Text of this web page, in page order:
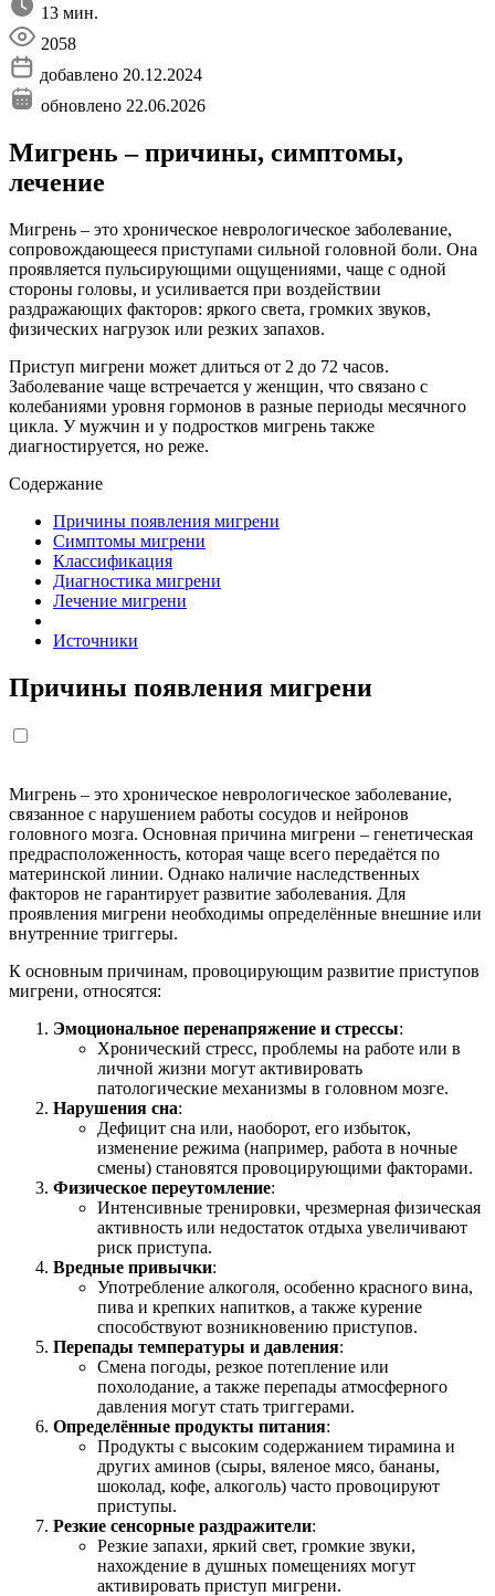
13 мин.
2058
добавлено 20.12.2024
обновлено 22.06.2026
Мигрень – причины, симптомы,
лечение
Мигрень – это хроническое неврологическое заболевание,
сопровождающееся приступами сильной головной боли. Она
проявляется пульсирующими ощущениями, чаще с одной
стороны головы, и усиливается при воздействии
раздражающих факторов: яркого света, громких звуков,
физических нагрузок или резких запахов.
Приступ мигрени может длиться от 2 до 72 часов.
Заболевание чаще встречается у женщин, что связано с
колебаниями уровня гормонов в разные периоды месячного
цикла. У мужчин и у подростков мигрень также
диагностируется, но реже.
Содержание
Причины появления мигрени
Симптомы мигрени
Классификация
Диагностика мигрени
Лечение мигрени
Источники
Причины появления мигрени
Мигрень – это хроническое неврологическое заболевание,
связанное с нарушением работы сосудов и нейронов
головного мозга. Основная причина мигрени – генетическая
предрасположенность, которая чаще всего передаётся по
материнской линии. Однако наличие наследственных
факторов не гарантирует развитие заболевания. Для
проявления мигрени необходимы определённые внешние или
внутренние триггеры.
К основным причинам, провоцирующим развитие приступов
мигрени, относятся:
Эмоциональное перенапряжение и стрессы:
Хронический стресс, проблемы на работе или в
личной жизни могут активировать
патологические механизмы в головном мозге.
Нарушения сна:
Дефицит сна или, наоборот, его избыток,
изменение режима (например, работа в ночные
смены) становятся провоцирующими факторами.
Физическое переутомление:
Интенсивные тренировки, чрезмерная физическая
активность или недостаток отдыха увеличивают
риск приступа.
Вредные привычки:
Употребление алкоголя, особенно красного вина,
пива и крепких напитков, а также курение
способствуют возникновению приступов.
Перепады температуры и давления:
Смена погоды, резкое потепление или
похолодание, а также перепады атмосферного
давления могут стать триггерами.
Определённые продукты питания:
Продукты с высоким содержанием тирамина и
других аминов (сыры, вяленое мясо, бананы,
шоколад, кофе, алкоголь) часто провоцируют
приступы.
Резкие сенсорные раздражители:
Резкие запахи, яркий свет, громкие звуки,
нахождение в душных помещениях могут
активировать приступ мигрени.